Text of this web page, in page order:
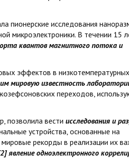
пионерские исследования
микроэлектроники. В течении 15
квантов магнитного потока и
эффектов в
мировую известность
переходов,
позволила вести исследования и
устройства, основанные на
мировые рекорды в реализации их
одноэлектронного